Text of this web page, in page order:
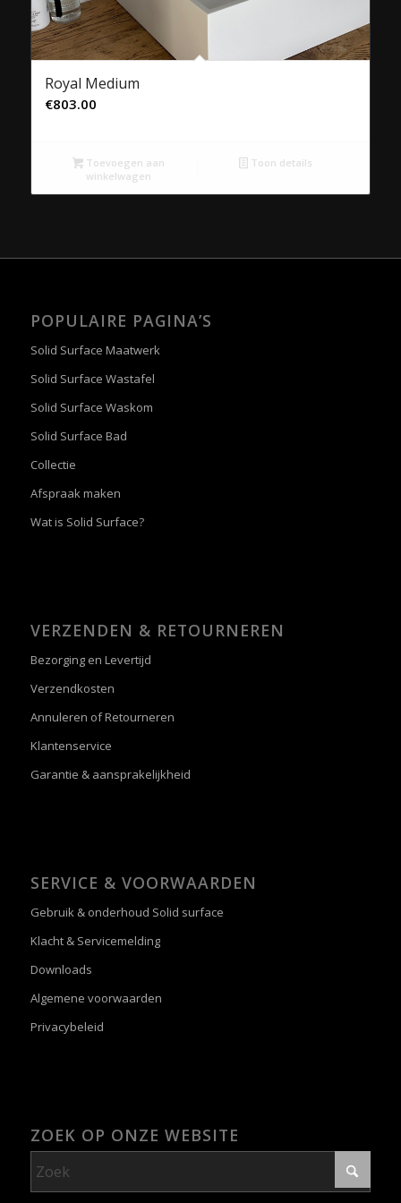
Royal Medium
€803.00
Toevoegen aan
winkelwagen
Toon details
POPULAIRE PAGINA’S
Solid Surface Maatwerk
Solid Surface Wastafel
Solid Surface Waskom
Solid Surface Bad
Collectie
Afspraak maken
Wat is Solid Surface?
VERZENDEN & RETOURNEREN
Bezorging en Levertijd
Verzendkosten
Annuleren of Retourneren
Klantenservice
Garantie & aansprakelijkheid
SERVICE & VOORWAARDEN
Gebruik & onderhoud Solid surface
Klacht & Servicemelding
Downloads
Algemene voorwaarden
Privacybeleid
ZOEK OP ONZE WEBSITE